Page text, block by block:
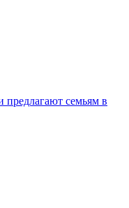
предлагают семьям в